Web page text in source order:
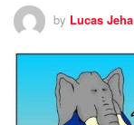
by Lucas Jeha